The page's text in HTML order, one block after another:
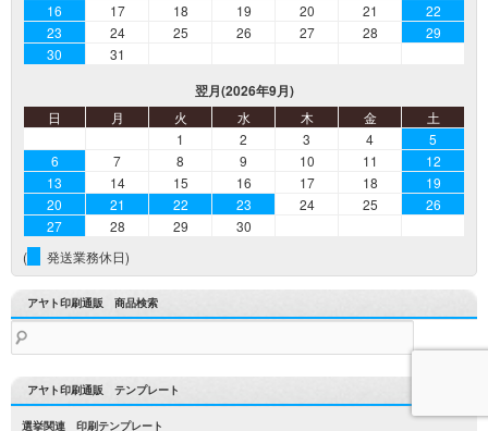
16
17 18 19 20 21
22
23
24 25 26 27 28
29
30
31
翌月(2026年9月)
日 月 火 水 木 金
土
1
2 3 4
5
6
7 8 9 10 11
12
13
14 15 16 17 18
19
20
21 22 23 24 25
26
27
28 29
30
(
発送業務休日)
アヤト印刷通販 商品検索
検
索:
アヤト印刷通販 テンプレート
選挙関連 印刷テンプレート